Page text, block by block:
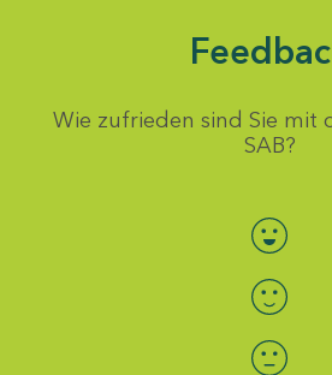
Wie zufrieden sind Sie mit
SAB?